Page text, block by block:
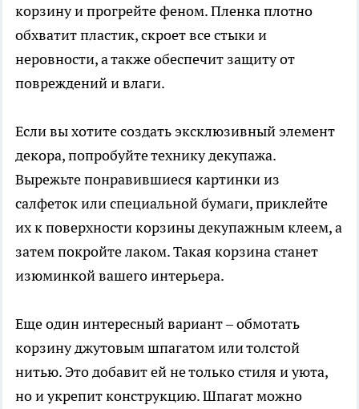
корзину и прогрейте феном. Пленка плотно
обхватит пластик, скроет все стыки и
неровности, а также обеспечит защиту от
повреждений и влаги.
Если вы хотите создать эксклюзивный элемент
декора, попробуйте технику декупажа.
Вырежьте понравившиеся картинки из
салфеток или специальной бумаги, приклейте
их к поверхности корзины декупажным клеем, а
затем покройте лаком. Такая корзина станет
изюминкой вашего интерьера.
Еще один интересный вариант – обмотать
корзину джутовым шпагатом или толстой
нитью. Это добавит ей не только стиля и уюта,
но и укрепит конструкцию. Шпагат можно